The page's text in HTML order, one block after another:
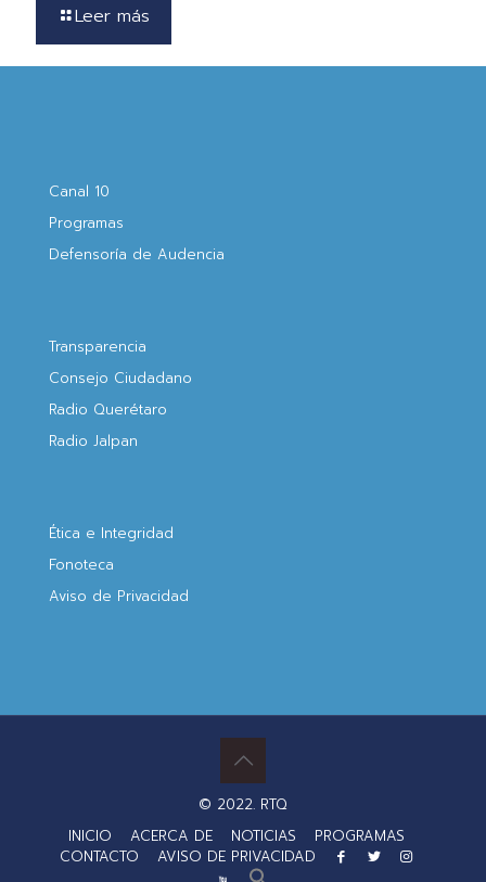
Leer más
Canal 10
Programas
Defensoría de Audencia
Transparencia
Consejo Ciudadano
Radio Querétaro
Radio Jalpan
Ética e Integridad
Fonoteca
Aviso de Privacidad
© 2022. RTQ
INICIO
ACERCA DE NOTICIAS
PROGRAMAS
CONTACTO
AVISO DE PRIVACIDAD